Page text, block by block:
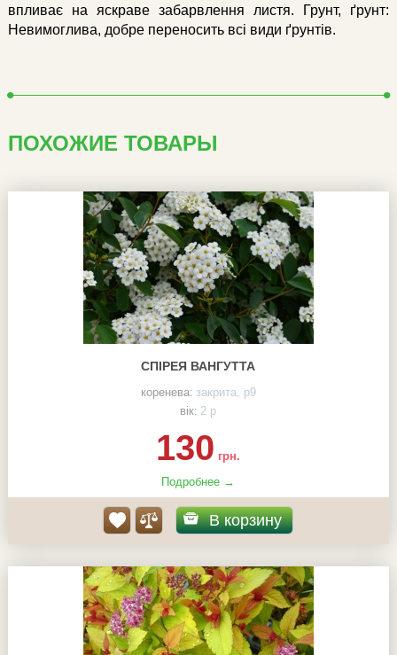
впливає на яскраве забарвлення листя. Грунт, ґрунт:
Невимоглива, добре переносить всі види ґрунтів.
ПОХОЖИЕ ТОВАРЫ
СПІРЕЯ ВАНГУТТА
коренева: закрита, р9
вік: 2 р
130 грн.
Подробнее →
В корзину